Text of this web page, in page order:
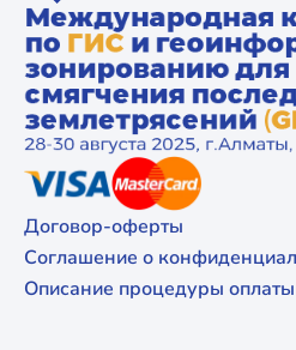
Договор-оферты
Соглашение о
Описание процедуры